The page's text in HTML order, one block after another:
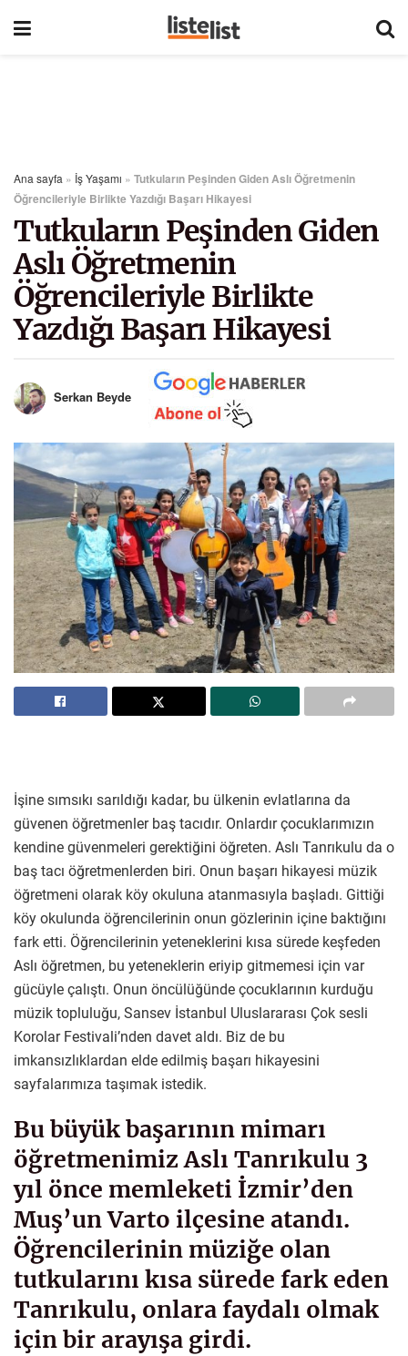
Ana sayfa » İş Yaşamı » Tutkuların Peşinden Giden Aslı Öğretmenin
Öğrencileriyle Birlikte Yazdığı Başarı Hikayesi
Tutkuların Peşinden Giden
Aslı Öğretmenin
Öğrencileriyle Birlikte
Yazdığı Başarı Hikayesi
Serkan Beyde
İşine sımsıkı sarıldığı kadar, bu ülkenin evlatlarına da
güvenen öğretmenler baş tacıdır. Onlardır çocuklarımızın
kendine güvenmeleri gerektiğini öğreten. Aslı Tanrıkulu da o
baş tacı öğretmenlerden biri. Onun başarı hikayesi müzik
öğretmeni olarak köy okuluna atanmasıyla başladı. Gittiği
köy okulunda öğrencilerinin onun gözlerinin içine baktığını
fark etti. Öğrencilerinin yeteneklerini kısa sürede keşfeden
Aslı öğretmen, bu yeteneklerin eriyip gitmemesi için var
gücüyle çalıştı. Onun öncülüğünde çocuklarının kurduğu
müzik topluluğu, Sansev İstanbul Uluslararası Çok sesli
Korolar Festivali’nden davet aldı. Biz de bu
imkansızlıklardan elde edilmiş başarı hikayesini
sayfalarımıza taşımak istedik.
Bu büyük başarının mimarı
öğretmenimiz Aslı Tanrıkulu 3
yıl önce memleketi İzmir’den
Muş’un Varto ilçesine atandı.
Öğrencilerinin müziğe olan
tutkularını kısa sürede fark eden
Tanrıkulu, onlara faydalı olmak
için bir arayışa girdi.